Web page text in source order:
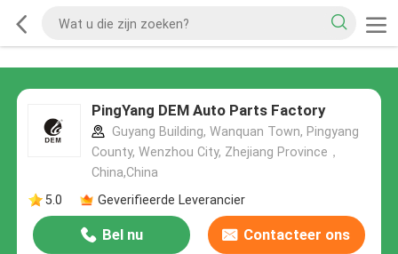
PingYang DEM Auto Parts Factory
Guyang Building, Wanquan Town, Pingyang
County, Wenzhou City, Zhejiang Province，
China,China
5.0
Geverifieerde Leverancier
Bel nu Contacteer ons